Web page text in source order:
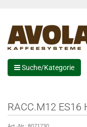
Suche/Kategorie
RACC.M12 ES16